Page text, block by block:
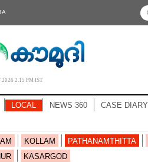
2.15 PM IST
LOCAL NEWS 360 CASE DIARY
KOLLAM PATHANAMTHITTA
KASARGOD